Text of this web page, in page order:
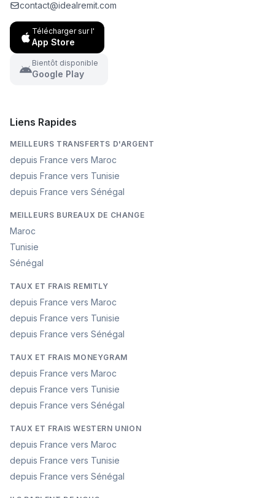
contact@idealremit.com
Télécharger sur l'
App Store
Bientôt disponible
Google Play
Liens Rapides
MEILLEURS TRANSFERTS D'ARGENT
depuis France vers Maroc
depuis France vers Tunisie
depuis France vers Sénégal
MEILLEURS BUREAUX DE CHANGE
Maroc
Tunisie
Sénégal
TAUX ET FRAIS REMITLY
depuis France vers Maroc
depuis France vers Tunisie
depuis France vers Sénégal
TAUX ET FRAIS MONEYGRAM
depuis France vers Maroc
depuis France vers Tunisie
depuis France vers Sénégal
TAUX ET FRAIS WESTERN UNION
depuis France vers Maroc
depuis France vers Tunisie
depuis France vers Sénégal